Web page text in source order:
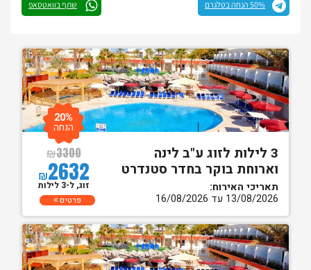
50% הנחה בטלגרם שתף בוואטסאפ
3 לילות לזוג ע"ב לינה
וארוחת בוקר בחדר סטנדרט
תאריכי האירוח:
13/08/2026 עד 16/08/2026
₪3300
₪2632
20%
הנחה
זוג, ל-3 לילות
פרטים